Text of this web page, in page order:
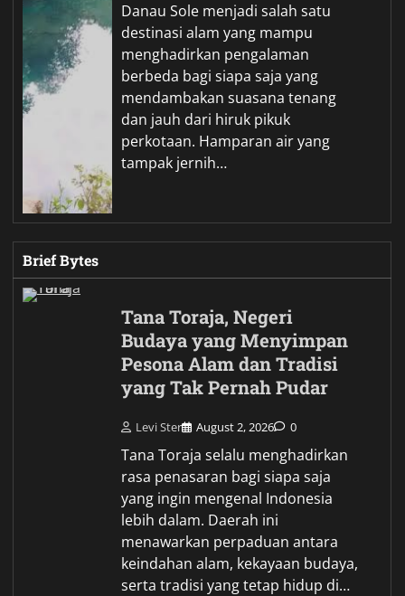
Danau Sole menjadi salah satu
destinasi alam yang mampu
menghadirkan pengalaman
berbeda bagi siapa saja yang
mendambakan suasana tenang
dan jauh dari hiruk pikuk
perkotaan. Hamparan air yang
tampak jernih…
Brief Bytes
Tana Toraja, Negeri
Budaya yang Menyimpan
Pesona Alam dan Tradisi
yang Tak Pernah Pudar
Levi Ster August 2, 2026 0
Tana Toraja selalu menghadirkan
rasa penasaran bagi siapa saja
yang ingin mengenal Indonesia
lebih dalam. Daerah ini
menawarkan perpaduan antara
keindahan alam, kekayaan budaya,
serta tradisi yang tetap hidup di…